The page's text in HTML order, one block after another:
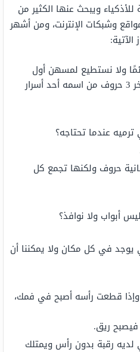
ويبحث عنها الكثير من
وشبكات الإنترنت، ومن أشهر
ولا نستطيع لمسهن أول
حرفين من اسمه قاتل، وآخر 3 حروف من اسمه أحد أسرار
عندما تحتاجه؟
حروف ولكنها تجمع كل
أبواب ولا نوافذ؟
في كل مكان ولا يمكننا أن
قطعت رأسه أصبح في فمك،
ريق.
رقبة بدون رأس ويمتلك